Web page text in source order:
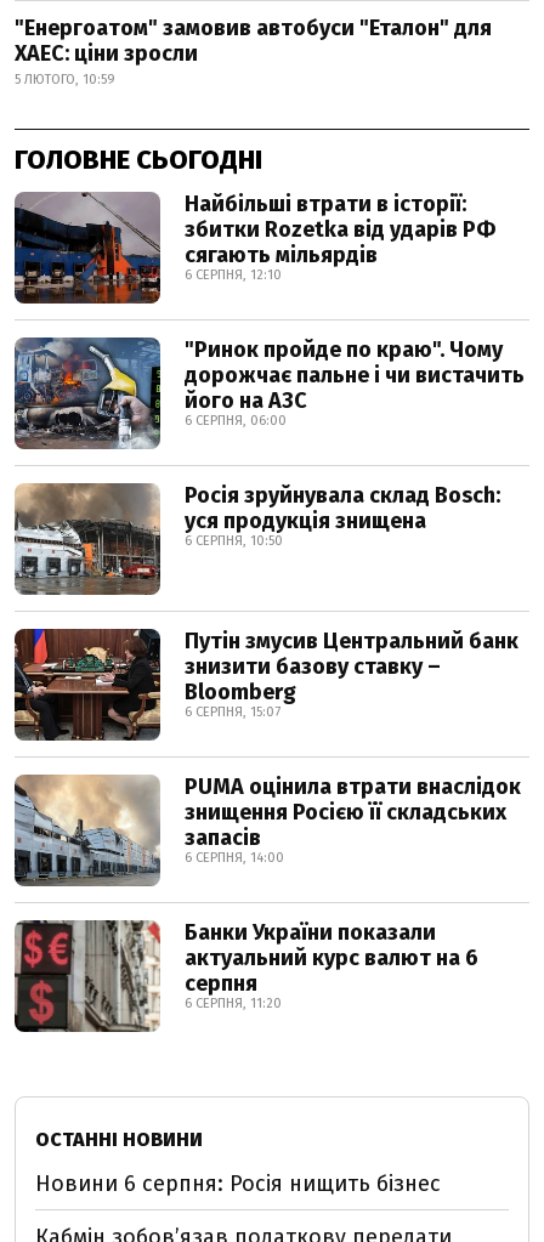
"Енергоатом" замовив автобуси "Еталон" для
ХАЕС: ціни зросли
5 ЛЮТОГО, 10:59
ГОЛОВНЕ СЬОГОДНІ
Найбільші втрати в історії:
збитки Rozetka від ударів РФ
сягають мільярдів
6 СЕРПНЯ, 12:10
"Ринок пройде по краю". Чому
дорожчає пальне і чи вистачить
його на АЗС
6 СЕРПНЯ, 06:00
Росія зруйнувала склад Bosch:
уся продукція знищена
6 СЕРПНЯ, 10:50
Путін змусив Центральний банк
знизити базову ставку –
Bloomberg
6 СЕРПНЯ, 15:07
PUMA оцінила втрати внаслідок
знищення Росією її складських
запасів
6 СЕРПНЯ, 14:00
Банки України показали
актуальний курс валют на 6
серпня
6 СЕРПНЯ, 11:20
ОСТАННІ НОВИНИ
Новини 6 серпня: Росія нищить бізнес